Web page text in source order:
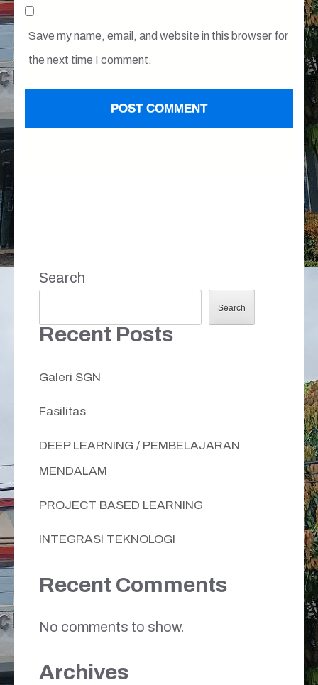
Save my name, email, and website in this browser for
the next time I comment.
Search
Search
Recent Posts
Galeri SGN
Fasilitas
DEEP LEARNING / PEMBELAJARAN
MENDALAM
PROJECT BASED LEARNING
INTEGRASI TEKNOLOGI
Recent Comments
No comments to show.
Archives